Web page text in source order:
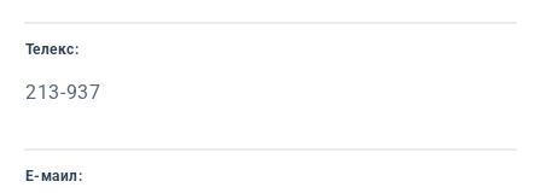
Телекс:
213-937
Е-маил: